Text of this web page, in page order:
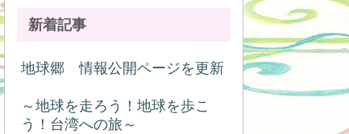
新着記事
地球郷 情報公開ページを更新
～地球を走ろう！地球を歩こ
う！台湾への旅～